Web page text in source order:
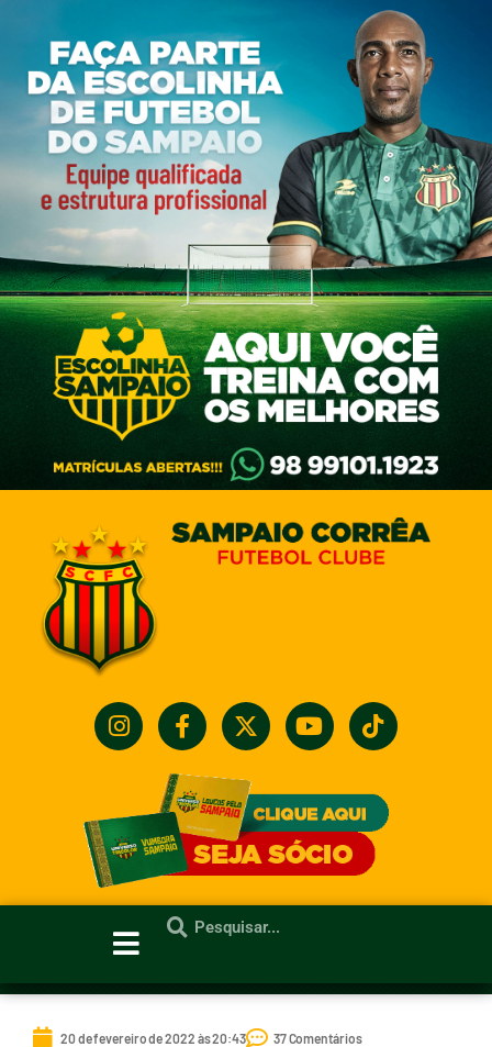
20 de fevereiro de 2022 às 20:43
37 Comentários